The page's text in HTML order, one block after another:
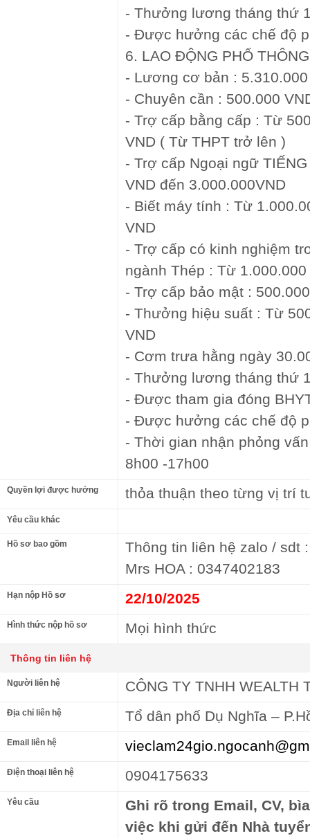
- Thưởng lương tháng thứ
- Được hưởng các chế độ
6. LAO ĐỘNG PHỔ
- Lương cơ bản : 5.310.000
- Chuyên cần : 500.000
- Trợ cấp bằng cấp : Từ
VND ( Từ THPT trở lên )
- Trợ cấp Ngoại ngữ
VND đến 3.000.000VND
- Biết máy tính : Từ
VND
- Trợ cấp có kinh nghiệm
ngành Thép : Từ
- Trợ cấp bảo mật :
- Thưởng hiệu suất : Từ
VND
- Cơm trưa hằng ngày
- Thưởng lương tháng thứ
- Được tham gia đóng
- Được hưởng các chế độ
- Thời gian nhận phỏng
8h00 -17h00
Quyền lợi được hưởng thỏa thuận theo từng vị trí
Yêu cầu khác
Hồ sơ bao gồm
Thông tin liên hệ zalo / sdt
Mrs HOA : 0347402183
Hạn nộp Hồ sơ 22/10/2025
Hình thức nộp hồ sơ Mọi hình thức
Thông tin liên hệ
Người liên hệ CÔNG TY TNHH WEALTH
Địa chỉ liên hệ Tổ dân phố Dụ Nghĩa –
Email liên hệ
Điện thoại liên hệ 0904175633
Yêu cầu
Ghi rõ trong Email, CV,
việc khi gửi đến Nhà